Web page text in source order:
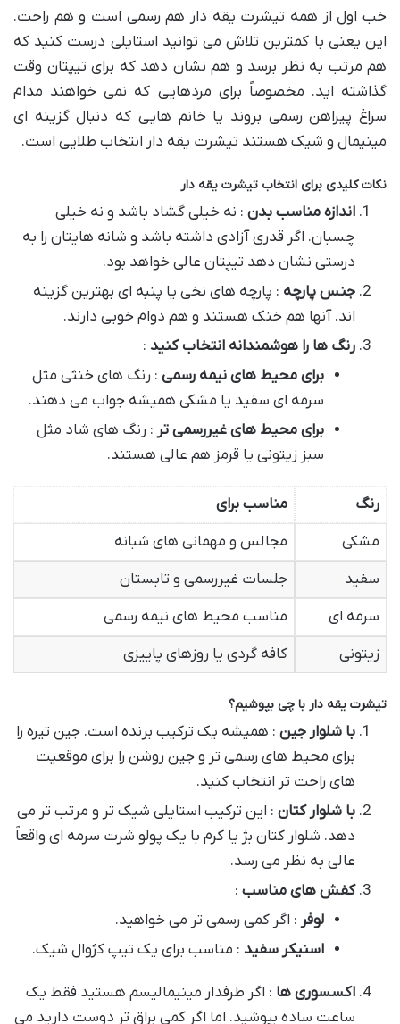
خب اول از همه تیشرت یقه دار هم رسمی است و هم راحت.
این یعنی با کمترین تلاش می توانید استایلی درست کنید که
هم مرتب به نظر برسد و هم نشان دهد که برای تیپتان وقت
گذاشته اید. مخصوصاً برای مردهایی که نمی خواهند مدام
سراغ پیراهن رسمی بروند یا خانم هایی که دنبال گزینه ای
مینیمال و شیک هستند تیشرت یقه دار انتخاب طلایی است.
نکات کلیدی برای انتخاب تیشرت یقه دار
اندازه مناسب بدن : نه خیلی گشاد باشد و نه خیلی
چسبان. اگر قدری آزادی داشته باشد و شانه هایتان را به
درستی نشان دهد تیپتان عالی خواهد بود.
جنس پارچه : پارچه های نخی یا پنبه ای بهترین گزینه
اند. آنها هم خنک هستند و هم دوام خوبی دارند.
رنگ ها را هوشمندانه انتخاب کنید :
برای محیط های نیمه رسمی : رنگ های خنثی مثل
سرمه ای سفید یا مشکی همیشه جواب می دهند.
برای محیط های غیررسمی تر : رنگ های شاد مثل
سبز زیتونی یا قرمز هم عالی هستند.
رنگ
مناسب برای
مشکی
مجالس و مهمانی های شبانه
سفید
جلسات غیررسمی و تابستان
سرمه ای
مناسب محیط های نیمه رسمی
زیتونی
کافه گردی یا روزهای پاییزی
تیشرت یقه دار با چی بپوشیم؟
با شلوار جین : همیشه یک ترکیب برنده است. جین تیره را
برای محیط های رسمی تر و جین روشن را برای موقعیت
های راحت تر انتخاب کنید.
با شلوار کتان : این ترکیب استایلی شیک تر و مرتب تر می
دهد. شلوار کتان بژ یا کرم با یک پولو شرت سرمه ای واقعاً
عالی به نظر می رسد.
کفش های مناسب :
لوفر : اگر کمی رسمی تر می خواهید.
اسنیکر سفید : مناسب برای یک تیپ کژوال شیک.
اکسسوری ها : اگر طرفدار مینیمالیسم هستید فقط یک
ساعت ساده بپوشید. اما اگر کمی براق تر دوست دارید می